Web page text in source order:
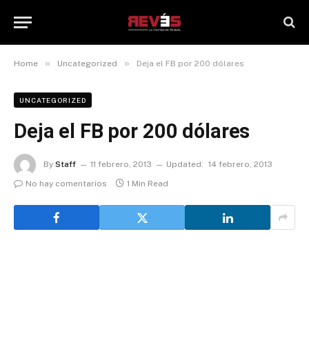
Home » Uncategorized » Deja el FB por 200 dólares
UNCATEGORIZED
Deja el FB por 200 dólares
By Staff 11 febrero, 2013 Updated: 14 febrero, 2013
No hay comentarios
1 Min Read